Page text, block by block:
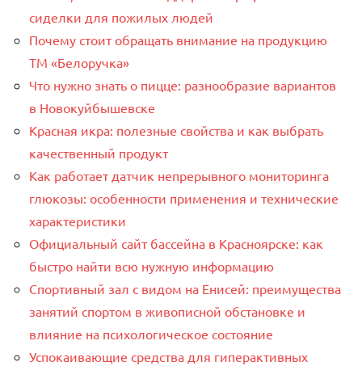
сиделки для пожилых людей
Почему стоит обращать внимание на продукцию
ТМ «Белоручка»
Что нужно знать о пицце: разнообразие вариантов
в Новокуйбышевске
Красная икра: полезные свойства и как выбрать
качественный продукт
Как работает датчик непрерывного мониторинга
глюкозы: особенности применения и технические
характеристики
Официальный сайт бассейна в Красноярске: как
быстро найти всю нужную информацию
Спортивный зал с видом на Енисей: преимущества
занятий спортом в живописной обстановке и
влияние на психологическое состояние
Успокаивающие средства для гиперактивных